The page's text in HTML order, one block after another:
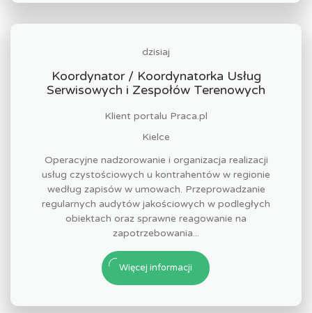
dzisiaj
Koordynator / Koordynatorka Usług
Serwisowych i Zespołów Terenowych
Klient portalu Praca.pl
Kielce
Operacyjne nadzorowanie i organizacja realizacji
usług czystościowych u kontrahentów w regionie
według zapisów w umowach. Przeprowadzanie
regularnych audytów jakościowych w podległych
obiektach oraz sprawne reagowanie na
zapotrzebowania...
Więcej informacji